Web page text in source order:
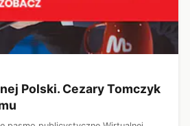
Polski. Cezary Tomczyk